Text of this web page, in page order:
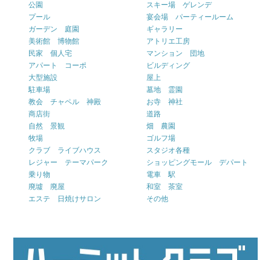
公園
スキー場 ゲレンデ
プール
宴会場 パーティールーム
ガーデン 庭園
ギャラリー
美術館 博物館
アトリエ工房
民家 個人宅
マンション 団地
アパート コーポ
ビルディング
大型施設
屋上
駐車場
墓地 霊園
教会 チャペル 神殿
お寺 神社
商店街
道路
自然 景観
畑 農園
牧場
ゴルフ場
クラブ ライブハウス
スタジオ各種
レジャー テーマパーク
ショッピングモール デパート
乗り物
電車 駅
廃墟 廃屋
和室 茶室
エステ 日焼けサロン
その他